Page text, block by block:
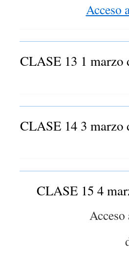
Acceso
CLASE 13 1 marzo
CLASE 14 3 marzo
CLASE 15 4